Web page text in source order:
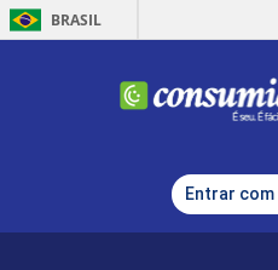
BRASIL
Entrar com